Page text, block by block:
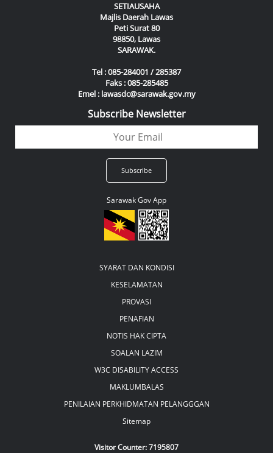
SETIAUSAHA
Majlis Daerah Lawas
Peti Surat 80
98850, Lawas
SARAWAK.
Tel : 085-284001 / 285387
Faks : 085-285485
Emel : lawasdc@sarawak.gov.my
Subscribe Newsletter
Sarawak Gov App
SYARAT DAN KONDISI
KESELAMATAN
PROVASI
PENAFIAN
NOTIS HAK CIPTA
SOALAN LAZIM
W3C DISABILITY ACCESS
MAKLUMBALAS
PENILAIAN PERKHIDMATAN PELANGGGAN
Sitemap
Visitor Counter:7195807